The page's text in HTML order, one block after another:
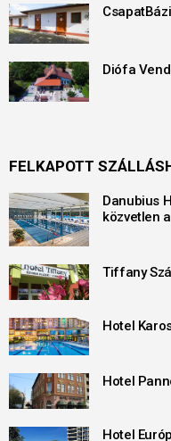
Diófa
FELKAPOTT
Danubius
közvetlen
Tiffany
Hotel
Hotel
Hotel